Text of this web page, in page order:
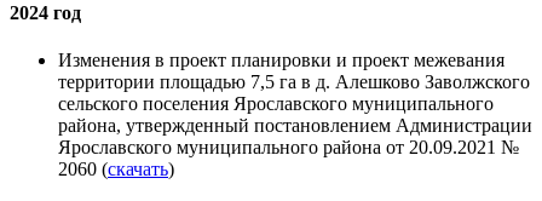
2024 год
Изменения в проект планировки и проект межевания
территории площадью 7,5 га в д. Алешково Заволжского
сельского поселения Ярославского муниципального
района, утвержденный постановлением Администрации
Ярославского муниципального района от 20.09.2021 №
2060 (скачать)